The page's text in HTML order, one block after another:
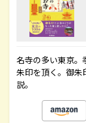
名寺の多い東京。
朱印を頂く。御朱
説。